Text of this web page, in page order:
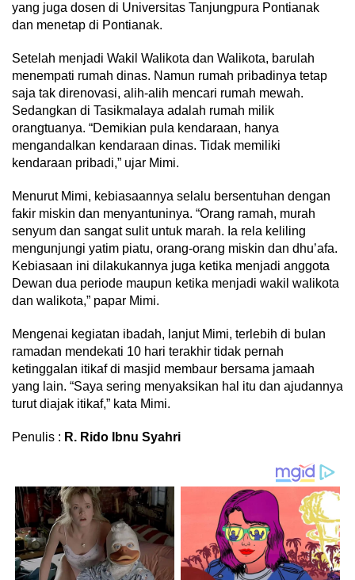
yang juga dosen di Universitas Tanjungpura Pontianak
dan menetap di Pontianak.
Setelah menjadi Wakil Walikota dan Walikota, barulah
menempati rumah dinas. Namun rumah pribadinya tetap
saja tak direnovasi, alih-alih mencari rumah mewah.
Sedangkan di Tasikmalaya adalah rumah milik
orangtuanya. “Demikian pula kendaraan, hanya
mengandalkan kendaraan dinas. Tidak memiliki
kendaraan pribadi,” ujar Mimi.
Menurut Mimi, kebiasaannya selalu bersentuhan dengan
fakir miskin dan menyantuninya. “Orang ramah, murah
senyum dan sangat sulit untuk marah. Ia rela keliling
mengunjungi yatim piatu, orang-orang miskin dan dhu’afa.
Kebiasaan ini dilakukannya juga ketika menjadi anggota
Dewan dua periode maupun ketika menjadi wakil walikota
dan walikota,” papar Mimi.
Mengenai kegiatan ibadah, lanjut Mimi, terlebih di bulan
ramadan mendekati 10 hari terakhir tidak pernah
ketinggalan itikaf di masjid membaur bersama jamaah
yang lain. “Saya sering menyaksikan hal itu dan ajudannya
turut diajak itikaf,” kata Mimi.
Penulis : R. Rido Ibnu Syahri